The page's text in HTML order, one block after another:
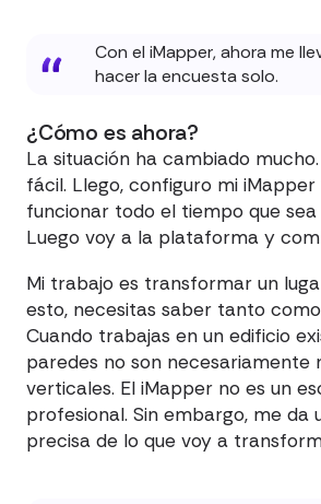
Con el iMapper, ahora me
hacer la encuesta solo.
¿Cómo es ahora?
La situación ha cambiado
fácil. Llego, configuro mi
funcionar todo el tiempo que sea
Luego voy a la plataforma y
Mi trabajo es transformar un
esto, necesitas saber tanto
Cuando trabajas en un edificio
paredes no son necesariamente
verticales. El iMapper no es un
profesional. Sin embargo, me da
precisa de lo que voy a